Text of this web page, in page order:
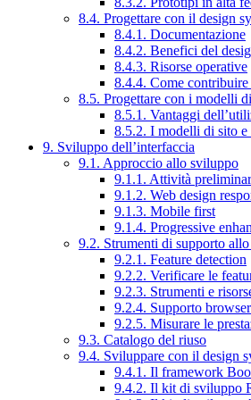
8.4. Progettare con il design
8.4.1. Documentazione
8.4.2. Benefici del
8.4.3. Risorse operative
8.4.4. Come
8.5. Progettare con i modelli
8.5.1. Vantaggi
8.5.2. I modelli di sito
9. Sviluppo dell’interfaccia
9.1. Approccio allo sviluppo
9.1.1. Attività
9.1.2. Web design
9.1.3. Mobile first
9.1.4. Progressive
9.2. Strumenti di supporto
9.2.1. Feature detection
9.2.2. Verificare le
9.2.3. Strumenti e
9.2.4. Supporto browser
9.2.5. Misurare le
9.3. Catalogo del riuso
9.4. Sviluppare con il design
9.4.1. Il framework
9.4.2. Il kit di sviluppo